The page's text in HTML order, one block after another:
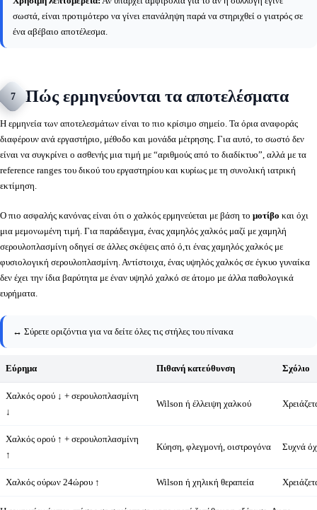
σωστά, είναι προτιμότερο να γίνει επανάληψη παρά να στηριχθεί ο γιατρός σε
ένα αβέβαιο αποτέλεσμα.
7 Πώς ερμηνεύονται τα αποτελέσματα
Η ερμηνεία των αποτελεσμάτων είναι το πιο κρίσιμο σημείο. Τα όρια αναφοράς
διαφέρουν ανά εργαστήριο, μέθοδο και μονάδα μέτρησης. Για αυτό, το σωστό δεν
είναι να συγκρίνει ο ασθενής μια τιμή με “αριθμούς από το διαδίκτυο”, αλλά με τα
reference ranges του δικού του εργαστηρίου και κυρίως με τη συνολική ιατρική
εκτίμηση.
Ο πιο ασφαλής κανόνας είναι ότι ο χαλκός ερμηνεύεται με βάση το μοτίβο και όχι
μια μεμονωμένη τιμή. Για παράδειγμα, ένας χαμηλός χαλκός μαζί με χαμηλή
σερουλοπλασμίνη οδηγεί σε άλλες σκέψεις από ό,τι ένας χαμηλός χαλκός με
φυσιολογική σερουλοπλασμίνη. Αντίστοιχα, ένας υψηλός χαλκός σε έγκυο γυναίκα
δεν έχει την ίδια βαρύτητα με έναν υψηλό χαλκό σε άτομο με άλλα παθολογικά
ευρήματα.
↔️ Σύρετε οριζόντια για να δείτε όλες τις στήλες του πίνακα
Εύρημα Πιθανή κατεύθυνση Σχόλιο
Χαλκός ορού ↓ + σερουλοπλασμίνη
↓
Wilson ή έλλειψη χαλκού
Χαλκός ορού ↑ + σερουλοπλασμίνη
↑
Κύηση, φλεγμονή, οιστρογόνα Συχνά
Χαλκός ούρων 24ώρου ↑ Wilson ή χηλική θεραπεία